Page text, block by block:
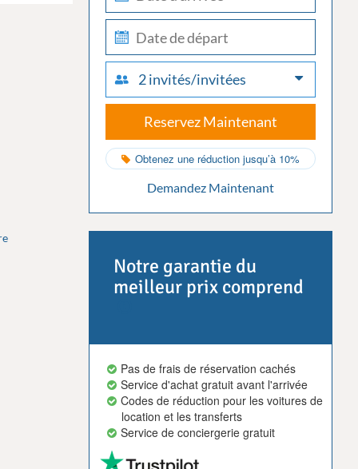
check-
out
2 invités/invitées
Reservez Maintenant
Obtenez une réduction jusqu’à 10%
Demandez Maintenant
Notre garantie du
meilleur prix comprend
Pas de frais de réservation cachés
Service d'achat gratuit avant l'arrivée
Codes de réduction pour les voitures de
location et les transferts
Service de conciergerie gratuit